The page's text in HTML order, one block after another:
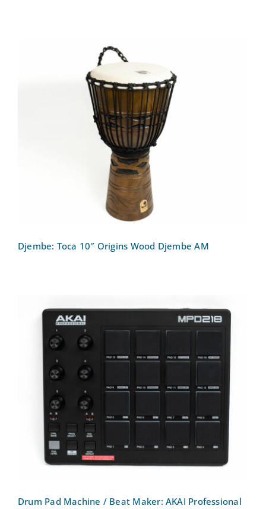
Djembe: Toca 10″ Origins Wood Djembe
AM
Djembe: Toca 10″ Origins Wood Djembe AM
Drum Pad Machine / Beat Maker: AKAI
Professional MPD218 – MIDI Pad
Drum Pad Machine / Beat Maker: AKAI Professional